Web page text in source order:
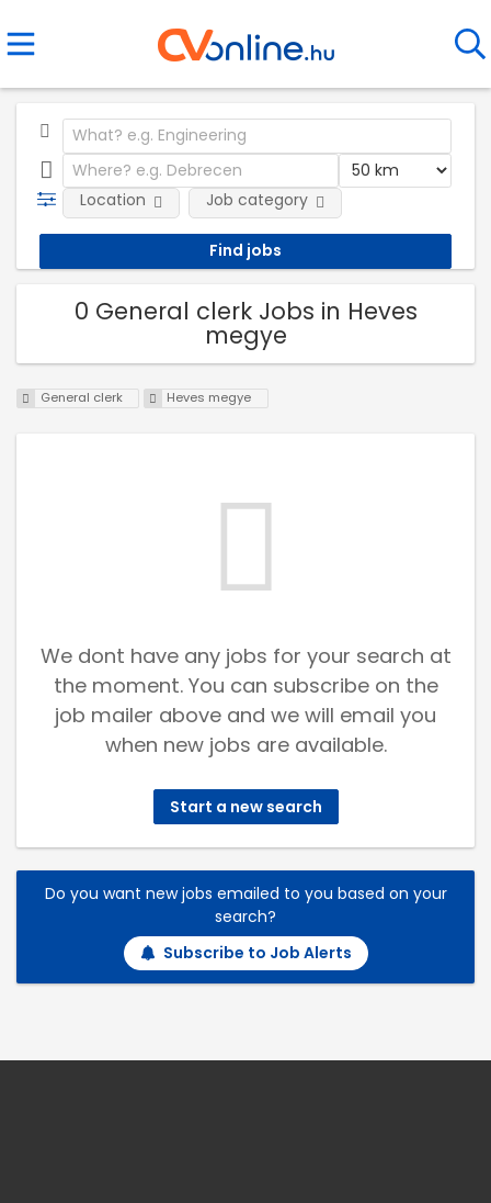
Location Job category
0 General clerk Jobs in Heves
megye
General clerk Heves megye
We dont have any jobs for your search at
the moment. You can subscribe on the
job mailer above and we will email you
when new jobs are available.
Start a new search
Do you want new jobs emailed to you based on your
search?
Subscribe to Job Alerts